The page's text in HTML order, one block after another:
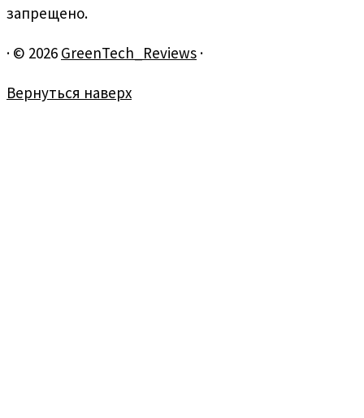
запрещено.
· © 2026 GreenTech_Reviews ·
Вернуться наверх